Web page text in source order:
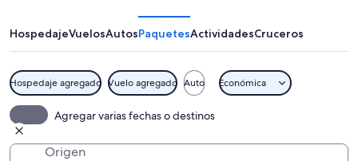
HospedajeVuelosAutosPaquetesActividadesCruceros
Hospedaje agregado Vuelo agregado Auto Económica
Agregar varias fechas o destinos
Origen